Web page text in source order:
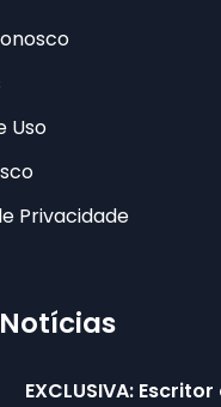
Uso
Privacidade
EXCLUSIVA: